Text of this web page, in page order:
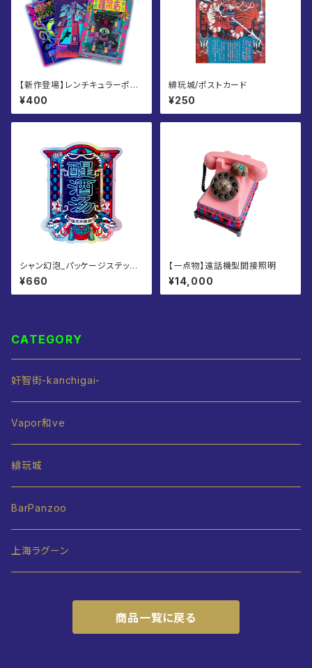
【新作登場】レンチキュラーポス
トカード 全6種
¥400
緋玩城/ポストカード
¥250
シャン幻泡_パッケージステッカ
ー
¥660
【一点物】遠話機型間接照明
¥14,000
CATEGORY
奸智街-kanchigai-
Vapor和ve
緋玩城
BarPanzoo
上海ラグーン
商品一覧に戻る